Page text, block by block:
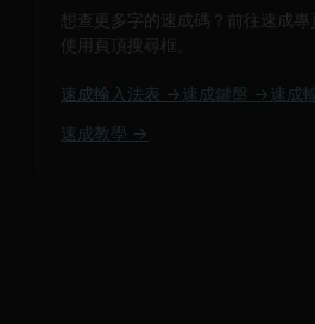
想查更多字的速成碼？前往速成
使用頁頂搜尋框。
速成輸入法表 → 速成鍵盤 → 速成
速成教學 →